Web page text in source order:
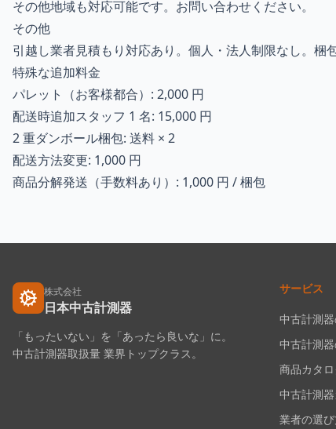
その他地域も対応可能です。お問い合わせください。
その他
引越し業者見積もり対応あり。個人・法人制限なし。梱
特殊な追加料金
パレット（お客様都合）: 2,000 円
配送時追加スタッフ 1 名: 15,000 円
2 重ダンボール梱包: 送料 × 2
配送方法変更: 1,000 円
商品分解発送（手数料あり）: 1,000 円 / 梱包
株式会社
日本中古計測器
「もったいない」を「あったら良いな」に。
中古計測器取扱量 業界トップクラス。
サービス
中古計測
中古計測
商品カタ
中古計測
業者の選